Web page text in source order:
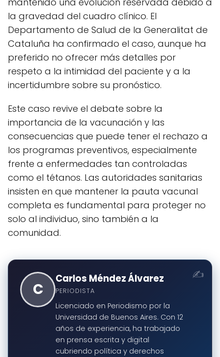
la gravedad del cuadro clínico. El
Departamento de Salud de la Generalitat de
Cataluña ha confirmado el caso, aunque ha
preferido no ofrecer más detalles por
respeto a la intimidad del paciente y a la
incertidumbre sobre su pronóstico.
Este caso revive el debate sobre la
importancia de la vacunación y las
consecuencias que puede tener el rechazo a
los programas preventivos, especialmente
frente a enfermedades tan controladas
como el tétanos. Las autoridades sanitarias
insisten en que mantener la pauta vacunal
completa es fundamental para proteger no
solo al individuo, sino también a la
comunidad.
C
Carlos Méndez Álvarez
PERIODISTA
Licenciado en Periodismo por la
Universidad de Buenos Aires. Con 12
años de experiencia, ha trabajado
en prensa escrita y digital
cubriendo política y derechos